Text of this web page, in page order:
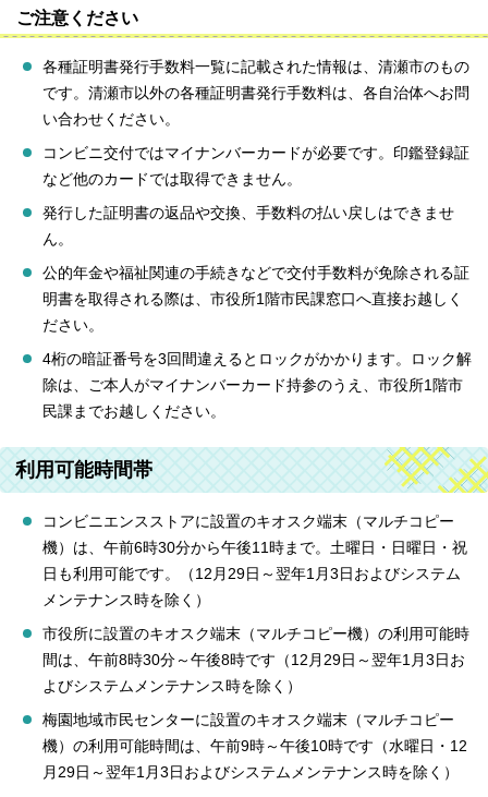
ご注意ください
各種証明書発行手数料一覧に記載された情報は、清瀬市のもの
です。清瀬市以外の各種証明書発行手数料は、各自治体へお問
い合わせください。
コンビニ交付ではマイナンバーカードが必要です。印鑑登録証
など他のカードでは取得できません。
発行した証明書の返品や交換、手数料の払い戻しはできませ
ん。
公的年金や福祉関連の手続きなどで交付手数料が免除される証
明書を取得される際は、市役所1階市民課窓口へ直接お越しく
ださい。
4桁の暗証番号を3回間違えるとロックがかかります。ロック解
除は、ご本人がマイナンバーカード持参のうえ、市役所1階市
民課までお越しください。
利用可能時間帯
コンビニエンスストアに設置のキオスク端末（マルチコピー
機）は、午前6時30分から午後11時まで。土曜日・日曜日・祝
日も利用可能です。（12月29日～翌年1月3日およびシステム
メンテナンス時を除く）
市役所に設置のキオスク端末（マルチコピー機）の利用可能時
間は、午前8時30分～午後8時です（12月29日～翌年1月3日お
よびシステムメンテナンス時を除く）
梅園地域市民センターに設置のキオスク端末（マルチコピー
機）の利用可能時間は、午前9時～午後10時です（水曜日・12
月29日～翌年1月3日およびシステムメンテナンス時を除く）